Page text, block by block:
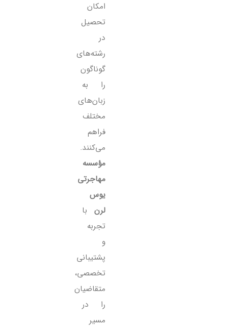
امکان
تحصیل
در
رشته‌های
گوناگون
را به
زبان‌های
مختلف
فراهم
می‌کنند.
مؤسسه
مهاجرتی
یوس
لرن با
تجربه
و
پشتیبانی
تخصصی،
متقاضیان
را در
مسیر